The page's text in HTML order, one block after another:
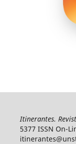
Itinerantes.
5377 ISSN On-